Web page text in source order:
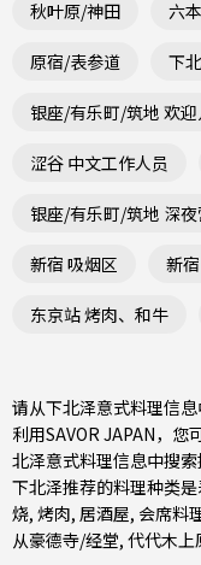
秋叶原/神田 六
原宿/表参道 下
银座/有乐町/筑地 欢
涩谷 中文工作人员
银座/有乐町/筑地 深夜
新宿 吸烟区 新
东京站 烤肉、和牛
请从下北泽意式料理信息
利用SAVOR JAPAN，
北泽意式料理信息中搜
下北泽推荐的料理种类是
烧, 烤肉, 居酒屋, 会席料
从豪德寺/经堂, 代代木上